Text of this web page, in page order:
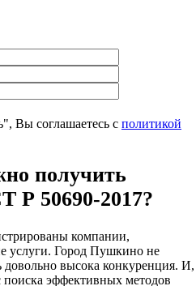
Вы соглашаетесь с политикой
получить
Р 50690-2017?
компании,
услуги. Город Пушкино не
довольно высока конкуренция. И,
поиска эффективных методов